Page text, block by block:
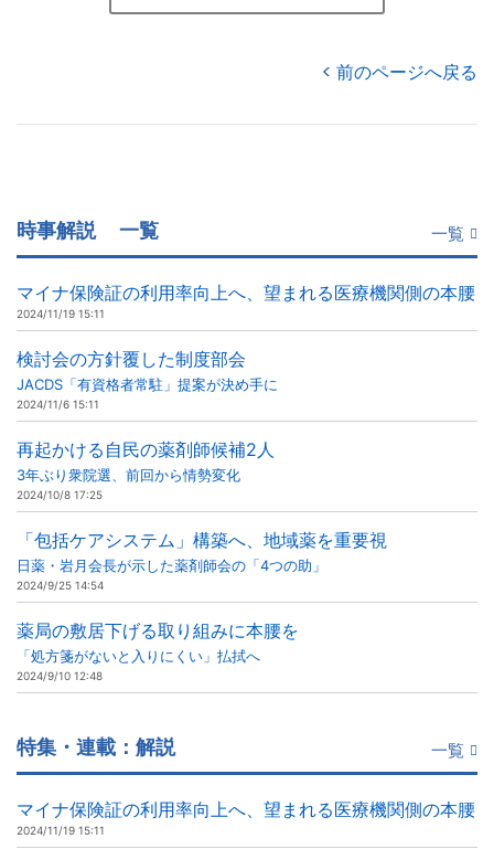
前のページへ戻る
時事解説 一覧 一覧
マイナ保険証の利用率向上へ、望まれる医療機関側の本腰
2024/11/19 15:11
検討会の方針覆した制度部会
JACDS「有資格者常駐」提案が決め手に
2024/11/6 15:11
再起かける自民の薬剤師候補2人
3年ぶり衆院選、前回から情勢変化
2024/10/8 17:25
「包括ケアシステム」構築へ、地域薬を重要視
日薬・岩月会長が示した薬剤師会の「4つの助」
2024/9/25 14:54
薬局の敷居下げる取り組みに本腰を
「処方箋がないと入りにくい」払拭へ
2024/9/10 12:48
特集・連載：解説 一覧
マイナ保険証の利用率向上へ、望まれる医療機関側の本腰
2024/11/19 15:11